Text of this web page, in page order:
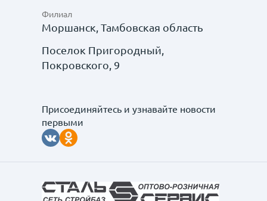
Филиал
Моршанск, Тамбовская область
Поселок Пригородный,
Покровского, 9
Присоединяйтесь и узнавайте новости
первыми